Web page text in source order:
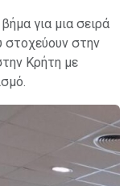
για μια σειρά
στοχεύουν στην
Κρήτη με